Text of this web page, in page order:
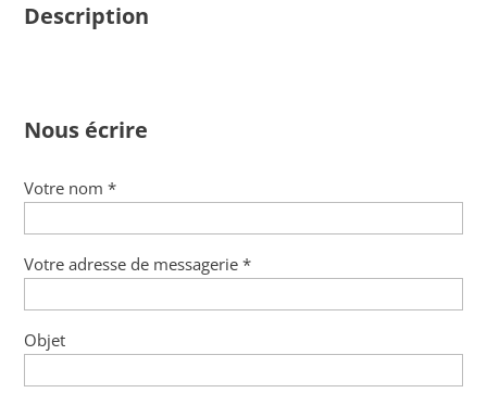
Description
Nous écrire
Votre nom *
Votre adresse de messagerie *
Objet